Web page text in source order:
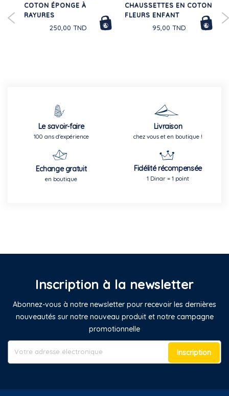
COTON ÉPONGE À
RAYURES
250,00 TND
CHAUSSETTES EN COTON
FLEURS ENFANT
95,00 TND
Le savoir-faire
100 ans d'expérience
Livraison
chez vous et en boutique !
Echange gratuit
en boutique
Fidélité récompensée
1 Dinar = 1 point
Inscription à la newsletter
Abonnez-vous à notre newsletter pour recevoir les dernières
nouveautés sur notre nouveau produit et notre campagne
promotionnelle
Inscription